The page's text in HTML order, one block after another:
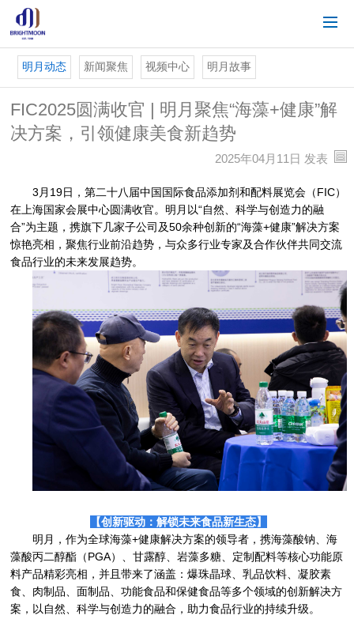
明月动态 新闻聚焦 视频中心 明月故事
FIC2025圆满收官 | 明月聚焦“海藻+健康”解
决方案，引领健康美食新趋势
2025年04月11日 发表
3月19日，第二十八届中国国际食品添加剂和配料展览会（FIC）
在上海国家会展中心圆满收官。明月以“自然、科学与创造力的融
合”为主题，携旗下几家子公司及50余种创新的“海藻+健康”解决方案
惊艳亮相，聚焦行业前沿趋势，与众多行业专家及合作伙伴共同交流
食品行业的未来发展趋势。
【创新驱动：解锁未来食品新生态】
明月，作为全球海藻+健康解决方案的领导者，携海藻酸钠、海
藻酸丙二醇酯（PGA）、甘露醇、岩藻多糖、定制配料等核心功能原
料产品精彩亮相，并且带来了涵盖：爆珠晶球、乳品饮料、凝胶素
食、肉制品、面制品、功能食品和保健食品等多个领域的创新解决方
案，以自然、科学与创造力的融合，助力食品行业的持续升级。